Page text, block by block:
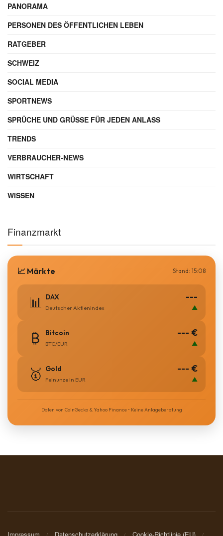
PANORAMA
PERSONEN DES ÖFFENTLICHEN LEBEN
RATGEBER
SCHWEIZ
SOCIAL MEDIA
SPORTNEWS
SPRÜCHE UND GRÜSSE FÜR JEDEN ANLASS
TRENDS
VERBRAUCHER-NEWS
WIRTSCHAFT
WISSEN
Finanzmarkt
📈 Märkte Stand: 15:08
📊 DAX
Deutscher Aktienindex
---
▲
₿ Bitcoin
BTC/EUR
--- €
▲
🥇 Gold
Feinunze in EUR
--- €
▲
Daten von CoinGecko & Yahoo Finance • Keine Anlageberatung